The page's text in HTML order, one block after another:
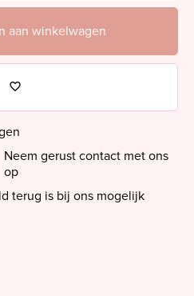
aan winkelwagen
Neem gerust contact met ons
op
terug is bij ons mogelijk